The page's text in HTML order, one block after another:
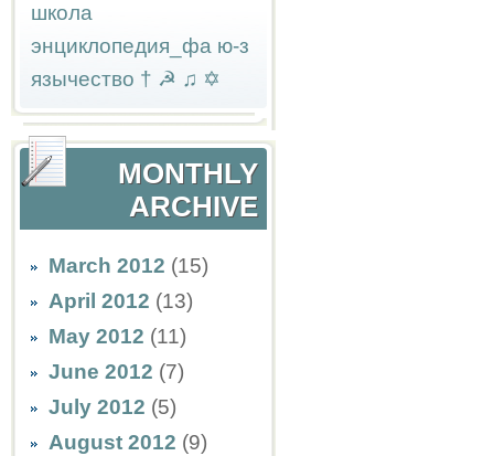
школа
энциклопедия_фа ю-з
язычество † ☭ ♫ ✡
MONTHLY
ARCHIVE
March 2012 (15)
April 2012 (13)
May 2012 (11)
June 2012 (7)
July 2012 (5)
August 2012 (9)